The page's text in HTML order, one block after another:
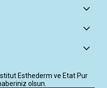
Esthederm ve Etat Pur
olsun.